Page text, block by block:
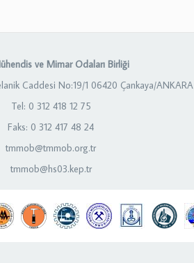
ve Mimar Odaları Birliği
Caddesi No:19/1 06420 Çankaya/ANKARA
Tel: 0 312 418 12 75
Faks: 0 312 417 48 24
tmmob@tmmob.org.tr
tmmob@hs03.kep.tr